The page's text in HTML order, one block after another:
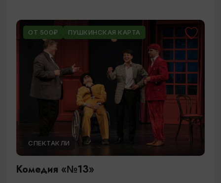
ОТ 500₽ ПУШКИНСКАЯ КАРТА
СПЕКТАКЛИ
Комедия «№13»